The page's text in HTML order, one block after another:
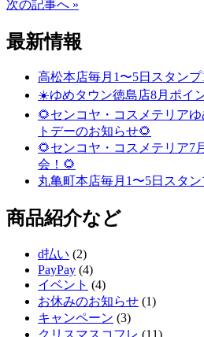
次の記事へ »
最新情報
高松本店毎月1〜5日スタンプ
☀️ゆめタウン徳島店8月ポイ
🌻センコヤ・コスメテリア
トデーのお知らせ🌻
🌻センコヤ・コスメテリア7
会！🌻
丸亀町本店毎月1〜5日スタン
商品紹介など
d払い (2)
PayPay (4)
イベント (4)
お休みのお知らせ (1)
キャンペーン (3)